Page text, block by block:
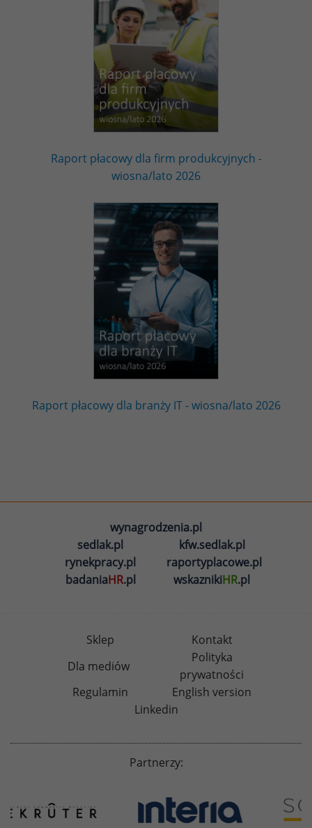
Raport płacowy dla firm produkcyjnych -
wiosna/lato 2026
Raport płacowy dla branży IT - wiosna/lato 2026
wynagrodzenia.pl
sedlak.pl
kfw.sedlak.pl
rynekpracy.pl
raportyplacowe.pl
badaniaHR.pl wskaznikiHR.pl
Sklep
Kontakt
Dla mediów
Polityka
prywatności
Regulamin
English version
Linkedin
Partnerzy: